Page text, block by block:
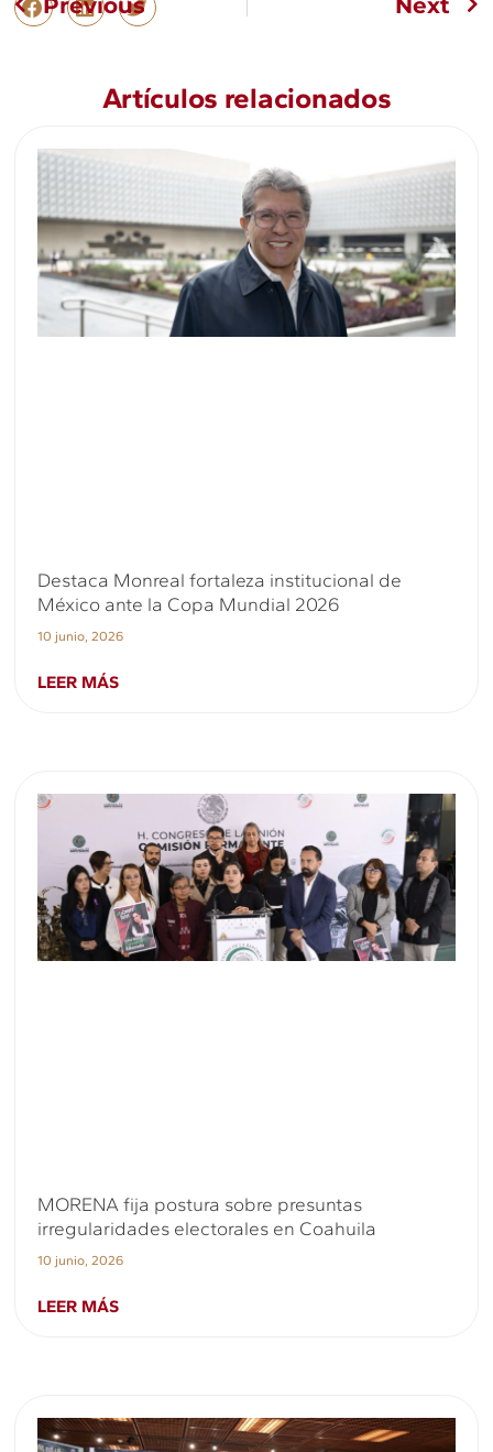
Previous Next
Artículos relacionados
Destaca Monreal fortaleza institucional de
México ante la Copa Mundial 2026
10 junio, 2026
LEER MÁS
MORENA fija postura sobre presuntas
irregularidades electorales en Coahuila
10 junio, 2026
LEER MÁS